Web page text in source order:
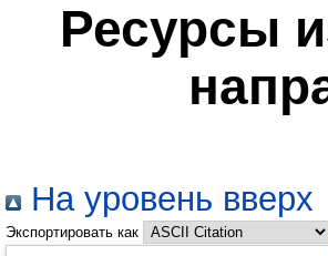
Ресурсы
На уровень вверх
Экспортировать как